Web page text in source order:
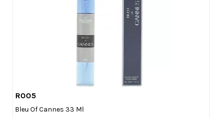
R005
Bleu Of Cannes 33 Ml